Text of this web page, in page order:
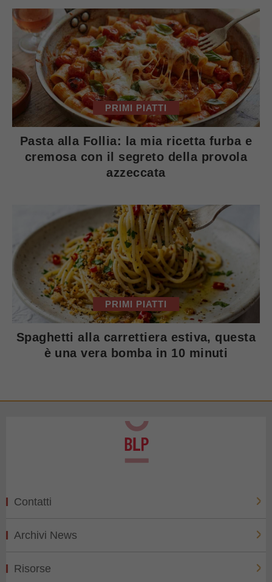
PRIMI PIATTI
Pasta alla Follia: la mia ricetta furba e
cremosa con il segreto della provola
azzeccata
PRIMI PIATTI
Spaghetti alla carrettiera estiva, questa
è una vera bomba in 10 minuti
Contatti
Archivi News
Risorse